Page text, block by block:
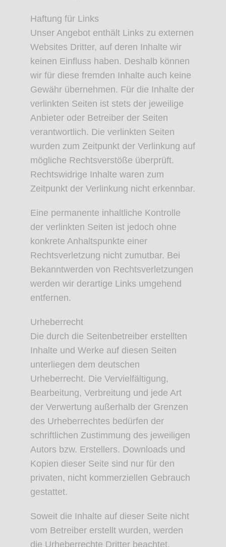
Haftung für Links
Unser Angebot enthält Links zu externen
Websites Dritter, auf deren Inhalte wir
keinen Einfluss haben. Deshalb können
wir für diese fremden Inhalte auch keine
Gewähr übernehmen. Für die Inhalte der
verlinkten Seiten ist stets der jeweilige
Anbieter oder Betreiber der Seiten
verantwortlich. Die verlinkten Seiten
wurden zum Zeitpunkt der Verlinkung auf
mögliche Rechtsverstöße überprüft.
Rechtswidrige Inhalte waren zum
Zeitpunkt der Verlinkung nicht erkennbar.
Eine permanente inhaltliche Kontrolle
der verlinkten Seiten ist jedoch ohne
konkrete Anhaltspunkte einer
Rechtsverletzung nicht zumutbar. Bei
Bekanntwerden von Rechtsverletzungen
werden wir derartige Links umgehend
entfernen.
Urheberrecht
Die durch die Seitenbetreiber erstellten
Inhalte und Werke auf diesen Seiten
unterliegen dem deutschen
Urheberrecht. Die Vervielfältigung,
Bearbeitung, Verbreitung und jede Art
der Verwertung außerhalb der Grenzen
des Urheberrechtes bedürfen der
schriftlichen Zustimmung des jeweiligen
Autors bzw. Erstellers. Downloads und
Kopien dieser Seite sind nur für den
privaten, nicht kommerziellen Gebrauch
gestattet.
Soweit die Inhalte auf dieser Seite nicht
vom Betreiber erstellt wurden, werden
die Urheberrechte Dritter beachtet.